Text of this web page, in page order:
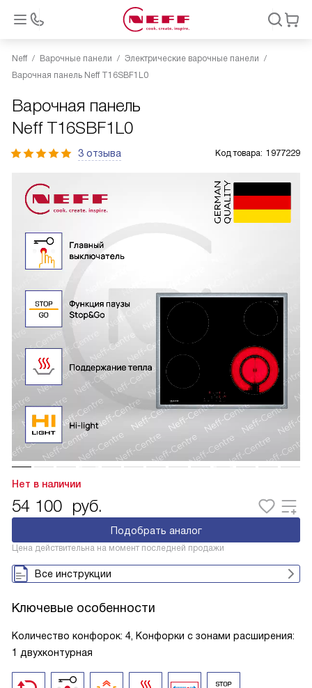
Neff Варочные панели
Электрические варочные панели
Варочная панель Neff T16SBF1L0
Варочная панель
Neff T16SBF1L0
3 отзыва Код товара: 1977229
Нет в наличии
54 100 руб.
Подобрать аналог
Цена действительна на момент последней продажи
Все инструкции
Ключевые особенности
Количество конфорок: 4, Конфорки с зонами расширения:
1 двухконтурная